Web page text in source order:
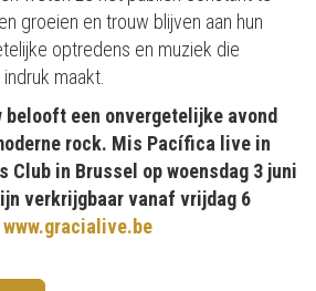
groeien en trouw blijven aan hun
optredens en muziek die
maakt.
belooft een onvergetelijke avond
rock. Mis Pacífica live in
Club in Brussel op woensdag 3 juni
verkrijgbaar vanaf vrijdag 6
www.gracialive.be